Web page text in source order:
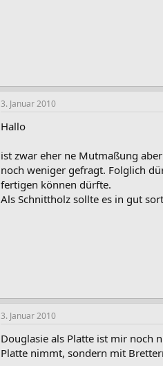
3. Januar 2010
Hallo
ist zwar eher ne Mutmaßung
noch weniger gefragt. Folglich
fertigen können dürfte.
Als Schnittholz sollte es in gut
3. Januar 2010
Douglasie als Platte ist mir noch
Platte nimmt, sondern mit